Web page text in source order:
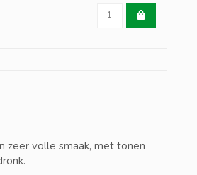
zeer volle smaak, met tonen